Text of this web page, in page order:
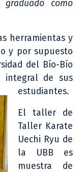
graduado como
herramientas y
y por supuesto
del Bío-Bío
integral de sus
estudiantes.
El taller de
Taller Karate
Uechi Ryu de
la UBB es
muestra de